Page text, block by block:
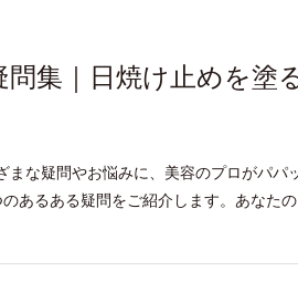
集｜日焼け止めを塗
まな疑問やお悩みに、美容のプロがパ
あるある疑問をご紹介します。あなた